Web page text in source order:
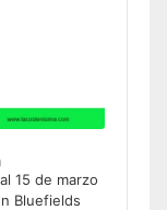
15 de marzo
Bluefields